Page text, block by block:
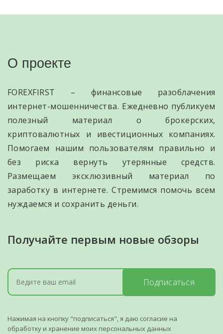
О проекте
FOREXFIRST – финансовые разоблачения
интернет-мошенничества. Ежедневно публикуем
полезный материал о брокерских,
криптовалютных и ивестиционных компаниях.
Помогаем нашим пользователям правильно и
без риска вернуть утерянные средств.
Размещаем эксклюзивный материал по
заработку в интернете. Стремимся помочь всем
нуждаемся и сохранить деньги.
Получайте первым новые обзоры
Подписаться
Нажимая на кнопку "подписаться", я даю согласие на
обработку и хранение моих персональных данных